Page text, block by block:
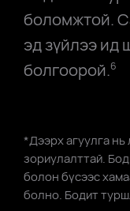
боломжтой.
эд зүйлээ ид
болгоорой.6
*Дээрх агуулга нь
зориулалттай.
болон бүсээс
болно. Бодит